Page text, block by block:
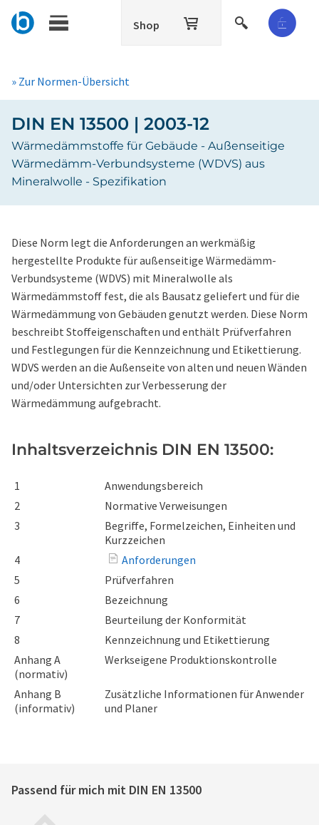
Shop
» Zur Normen-Übersicht
DIN EN 13500 | 2003-12
Wärmedämmstoffe für Gebäude - Außenseitige
Wärmedämm-Verbundsysteme (WDVS) aus
Mineralwolle - Spezifikation
Diese Norm legt die Anforderungen an werkmäßig
hergestellte Produkte für außenseitige Wärmedämm-
Verbundsysteme (WDVS) mit Mineralwolle als
Wärmedämmstoff fest, die als Bausatz geliefert und für die
Wärmedämmung von Gebäuden genutzt werden. Diese Norm
beschreibt Stoffeigenschaften und enthält Prüfverfahren
und Festlegungen für die Kennzeichnung und Etikettierung.
WDVS werden an die Außenseite von alten und neuen Wänden
und/oder Untersichten zur Verbesserung der
Wärmedämmung aufgebracht.
Inhaltsverzeichnis DIN EN 13500:
1
Anwendungsbereich
2
Normative Verweisungen
3
Begriffe, Formelzeichen, Einheiten und
Kurzzeichen
4
Anforderungen
5
Prüfverfahren
6
Bezeichnung
7
Beurteilung der Konformität
8
Kennzeichnung und Etikettierung
Anhang A
(normativ)
Werkseigene Produktionskontrolle
Anhang B
(informativ)
Zusätzliche Informationen für Anwender
und Planer
Passend für mich mit DIN EN 13500